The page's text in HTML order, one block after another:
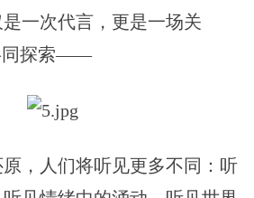
一次代言，更是一场关
同探索——
，人们将听见更多不同：听